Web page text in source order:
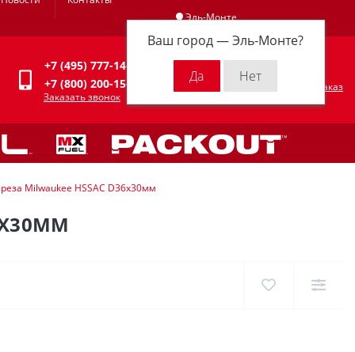
Эль-Монте
Ваш город —Эль-Монте?
Личный кабинет
+7 (495) 777-14-94
+7 (800) 200-15-94
Заказать звонок
Оформить заказ
Milwaukee HSSAC D36х30мм